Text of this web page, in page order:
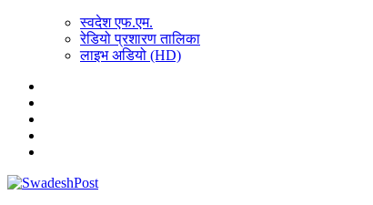
स्वदेश एफ.एम.
रेडियो प्रशारण तालिका
लाइभ अडियो (HD)